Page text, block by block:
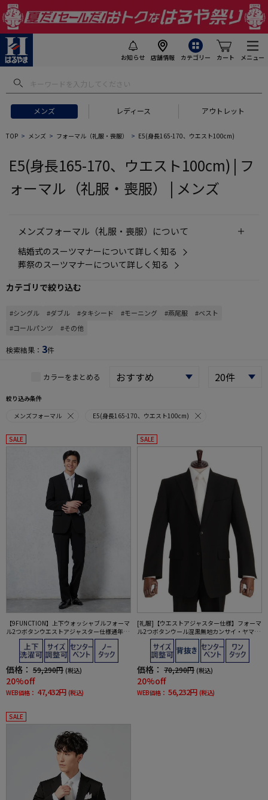
お知らせ 店舗情報 カテゴリー カート メニュー
メンズ レディース アウトレット
フトにおすすめ #セットアップ スーツ
TOP メンズ フォーマル（礼服・喪服） E5(身長165-170、ウエスト100cm)
E5(身長165-170、ウエスト100cm) | フ
ォーマル（礼服・喪服） | メンズ
メンズフォーマル（礼服・喪服）について
結婚式のスーツマナーについて詳しく知る
葬祭のスーツマナーについて詳しく知る
カテゴリで絞り込む
#シングル #ダブル #タキシード #モーニング #燕尾服
#ベスト
#コールパンツ
#その他
検索結果： 3件
カラーをまとめる
絞り込み条件
メンズフォーマル
E5(身長165-170、ウエスト100cm)
SALE
【9FUNCTION】上下ウォッシャブルフォーマ
ル2つボタンウエストアジャスター仕様通年礼
服【i-Formalアイフォーマル】
価格： 59,290円 (税込)
20%off
WEB価格： 47,432円 (税込)
SALE
[礼服]【ウエストアジャスター仕様】フォーマ
ル2つボタンウール混黒無地カンサイ・ヤマモ
ト通年礼服【定番】
価格： 70,290円 (税込)
20%off
WEB価格： 56,232円 (税込)
SALE